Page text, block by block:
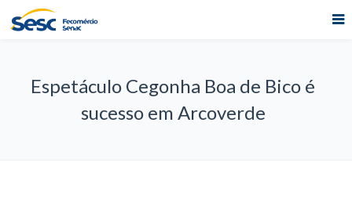
Espetáculo Cegonha Boa de Bico é
sucesso em Arcoverde